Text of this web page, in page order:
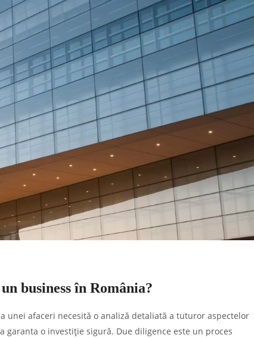
business în România?
unei afaceri necesită o analiză detaliată a tuturor aspectelor
o investiție sigură. Due diligence este un proces